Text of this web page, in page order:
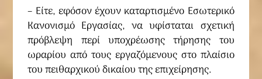
– Είτε, εφόσον έχουν καταρτισμένο Εσωτερικό
Κανονισμό Εργασίας, να υφίσταται σχετική
πρόβλεψη περί υποχρέωσης τήρησης του
ωραρίου από τους εργαζόμενους στο πλαίσιο
του πειθαρχικού δικαίου της επιχείρησης.